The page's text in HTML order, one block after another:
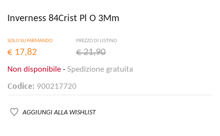
Inverness 84Crist Pl O 3Mm
SOLO SU FARMANDO
€ 17,82
PREZZO DI LISTINO
€ 21,90
Non disponibile - Spedizione gratuita
Codice: 900217720
AGGIUNGI ALLA WISHLIST